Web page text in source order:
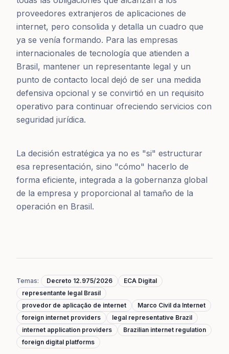
proveedores extranjeros de aplicaciones de
internet, pero consolida y detalla un cuadro que
ya se venía formando. Para las empresas
internacionales de tecnología que atienden a
Brasil, mantener un representante legal y un
punto de contacto local dejó de ser una medida
defensiva opcional y se convirtió en un requisito
operativo para continuar ofreciendo servicios con
seguridad jurídica.
La decisión estratégica ya no es "si" estructurar
esa representación, sino "cómo" hacerlo de
forma eficiente, integrada a la gobernanza global
de la empresa y proporcional al tamaño de la
operación en Brasil.
Temas: Decreto 12.975/2026
ECA Digital
representante legal Brasil
provedor de aplicação de internet
Marco Civil da Internet
foreign internet providers
legal representative Brazil
internet application providers
Brazilian internet regulation
foreign digital platforms